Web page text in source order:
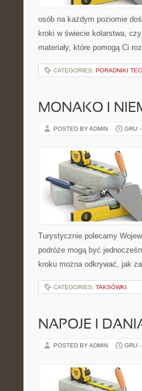
osób na każdym poziomie
kroki w świecie kolarstwa,
materiały, które pomogą Ci
CATEGORIES: PORADNIKI
MONAKO I
POSTED BY ADMIN GRU
Turystycznie polecamy
podróże mogą być
kroku można odkrywać, jak
CATEGORIES: TAKSÓWKI
NAPOJE I
POSTED BY ADMIN GRU